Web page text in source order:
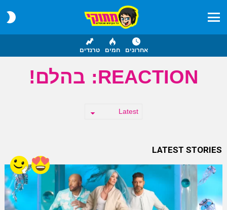
אחרונים חמים טרנדים
REACTION: בהלם!
LATEST STORIES